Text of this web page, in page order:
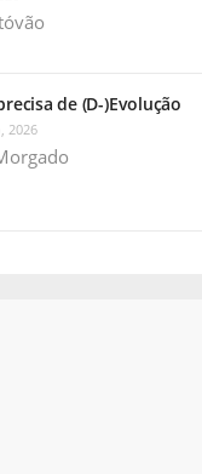
de (D-)Evolução
2026